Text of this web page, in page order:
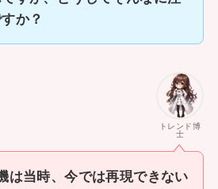
か？
トレンド博
士
は当時、今では再現できない